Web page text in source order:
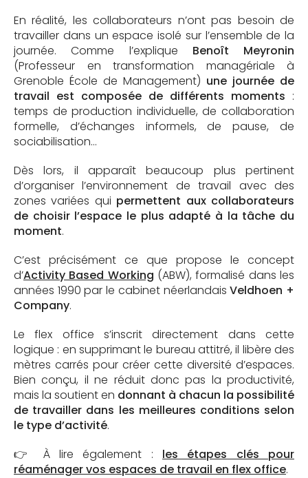
En réalité, les collaborateurs n’ont pas besoin de
travailler dans un espace isolé sur l’ensemble de la
journée. Comme l’explique Benoît Meyronin
(Professeur en transformation managériale à
Grenoble École de Management) une journée de
travail est composée de différents moments :
temps de production individuelle, de collaboration
formelle, d’échanges informels, de pause, de
sociabilisation…
Dès lors, il apparaît beaucoup plus pertinent
d’organiser l’environnement de travail avec des
zones variées qui permettent aux collaborateurs
de choisir l’espace le plus adapté à la tâche du
moment.
C’est précisément ce que propose le concept
d’Activity Based Working (ABW), formalisé dans les
années 1990 par le cabinet néerlandaisVeldhoen +
Company.
Le flex office s’inscrit directement dans cette
logique : en supprimant le bureau attitré, il libère des
mètres carrés pour créer cette diversité d’espaces.
Bien conçu, il ne réduit donc pas la productivité,
mais la soutient en donnant à chacun la possibilité
de travailler dans les meilleures conditions selon
le type d’activité.
👉 À lire également : les étapes clés pour
réaménager vos espaces de travail en flex office.